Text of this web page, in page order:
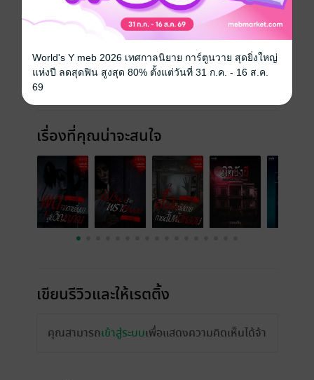
pdf, epub
31 สิงหาคม 2558
ความยาว 237 หน้า (≈ 38,268 คำ)
เรื่องที่คุณน่าจะสนใจ
เขียนรีวิวและให้เรตติ้ง
คุณสามารถเข้าสู่ระบบเพื่อแสดงความคิดเห็นได้จ้า
World's Y meb 2026 เทศกาลนิยาย การ์ตูนวาย สุดยิ่งใหญ่
แห่งปี ลดสุดฟิน สูงสุด 80% ตั้งแต่วันที่ 31 ก.ค. - 16 ส.ค.
69